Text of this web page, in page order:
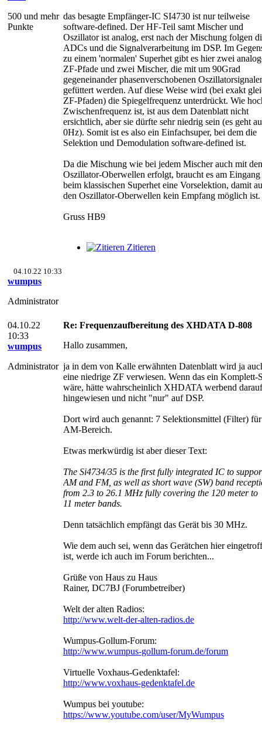
500 und mehr
Punkte
das besagte Empfänger-IC SI4730 ist nur teilweise
software-defined. Der HF-Teil samt Mischer und
Oszillator ist analog, erst nach der Mischung folgen
ADCs und die Signalverarbeitung im DSP. Im
zu einem 'normalen' Superhet gibt es hier zwei
ZF-Pfade und zwei Mischer, die mit um 90Grad
gegeneinander phasenverschobenen
gefüttert werden. Auf diese Weise wird (bei exakt
ZF-Pfaden) die Spiegelfrequenz unterdrückt. Wie
Zwischenfrequenz ist, ist aus dem Datenblatt nicht
ersichtlich, aber sie dürfte sehr niedrig sein (es geht
0Hz). Somit ist es also ein Einfachsuper, bei dem die
Selektion und Demodulation software-defined ist.
Da die Mischung wie bei jedem Mischer auch mit den
Oszillator-Oberwellen erfolgt, braucht es am
beim klassischen Superhet eine Vorselektion, damit
den Oszillator-Oberwellen kein Empfang möglich ist.
Gruss HB9
Zitieren
04.10.22 10:33
wumpus
Administrator
04.10.22
10:33
wumpus
Administrator
Re: Frequenzaufbereitung des XHDATA D-808
Hallo zusammen,
ja in dem von Kalle erwähnten Datenblatt wird ja
eine niedrige ZF verwiesen. Wenn das ein Komplett-
wäre, hätte wahrscheinlich XHDATA werbend darauf
hingewiesen und nicht "nur" auf DSP.
Dort wird auch genannt: 7 Selektionsmittel (Filter)
AM-Bereich.
Etwas merkwürdig ist aber dieser Text:
The Si4734/35 is the first fully integrated IC to
AM and FM, as well as short wave (SW) band
from 2.3 to 26.1 MHz fully covering the 120 meter to
11 meter bands.
Denn tatsächlich empfängt das Gerät bis 30 MHz.
Wie dem auch sei, wenn das Gerätchen hier
ist, werde ich auch im Forum berichten...
Grüße von Haus zu Haus
Rainer, DC7BJ (Forumbetreiber)
Welt der alten Radios:
http://www.welt-der-alten-radios.de
Wumpus-Gollum-Forum:
http://www.wumpus-gollum-forum.de/forum
Virtuelle Voxhaus-Gedenktafel:
http://www.voxhaus-gedenktafel.de
Wumpus bei youtube:
https://www.youtube.com/user/MyWumpus